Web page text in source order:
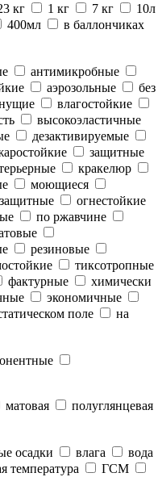
кг 1 кг 7 кг
10л
400мл
в баллончиках
антимикробные
аэрозольные
без
влагостойкие
высокоэластичные
дезактивируемые
защитные
кракелюр
моющиеся
огнестойкие
по ржавчине
резиновые
тиксотропные
фактурные
химически
экономичные
поле
на
матовая
полуглянцевая
осадки влага
вода
температура
ГСМ